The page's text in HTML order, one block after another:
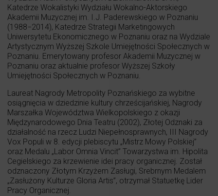
Katedrze Wokalistyki Wydziału Wokalno-Aktorskiego
Akademii Muzycznej im. I.J. Paderewskiego w Poznaniu
(1988−2014), Katedrze Strategii Marketingowych
Uniwersytetu Ekonomicznego w Poznaniu oraz na Wydziale
Artystycznym Wyższej Szkole Umiejętności Społecznych w
Poznaniu. Emerytowany profesor Akademii Muzycznej w
Poznaniu oraz aktualnie profesor Wyższej Szkoły
Umiejętności Społecznych w Poznaniu.
Laureat Nagrody Metropolity Poznańskiego za wybitne
osiągnięcia w dziedzinie kultury chrześcijańskiej, Nagrody
Marszałka Województwa Wielkopolskiego z okazji
Międzynarodowego Dnia Teatru (2002), Złotej Odznaki za
działalność na rzecz Ludzi Niepełnosprawnych, III Nagrody
Vox Populi w 8. edycji plebiscytu „Mistrz Mowy Polskiej”
oraz Medalu „Labor Omnia Vincit” Towarzystwa im. Hipolita
Cegielskiego za krzewienie idei pracy organicznej. Został
odznaczony Złotym Krzyżem Zasługi, Srebrnym Medalem
„Zasłużony Kulturze Gloria Artis”, otrzymał Statuetkę Lider
Pracy Organicznej.